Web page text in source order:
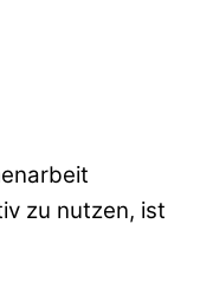
zu nutzen, ist